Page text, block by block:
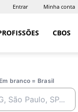
Entrar Minha conta
CBOS
branco = Brasil